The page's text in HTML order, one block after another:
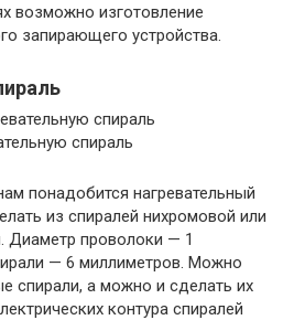
возможно изготовление
запирающего устройства.
спираль
понадобится нагревательный
из спиралей нихромовой или
Диаметр проволоки — 1
— 6 миллиметров. Можно
спирали, а можно и сделать их
контура спиралей